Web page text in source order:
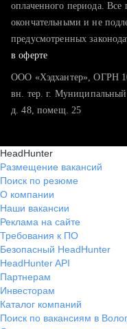
оплаченного периода. Все
окончательными и не
предусмотренных
в оферте
ООО «Хэдхантер», ОГРН
вн. тер. г. Муниципальный
д. 48, помещ. 25
HeadHunter
Размещение вакансий
Поиск по резюме
О компании
Наши вакансии
Реклама на сайте
Требования к ПО
Безопасный HeadHunter
HeadHunter API
Партнерам
Инвесторам
Каталог компаний
Поиск по вакансиям в